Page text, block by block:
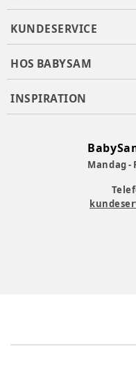
KUNDESERVICE
HOS BABYSAM
INSPIRATION
Mandag -